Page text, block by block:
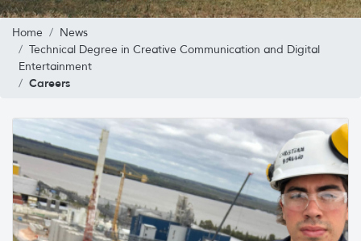
Home
News
Technical Degree in Creative Communication and Digital
Entertainment
Careers